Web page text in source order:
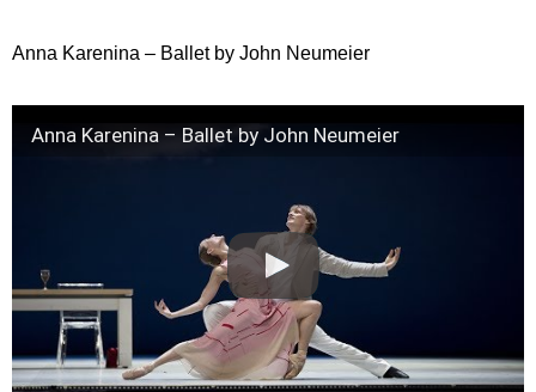
Anna Karenina – Ballet by John Neumeier
Anna Karenina – Ballet by John Neumeier